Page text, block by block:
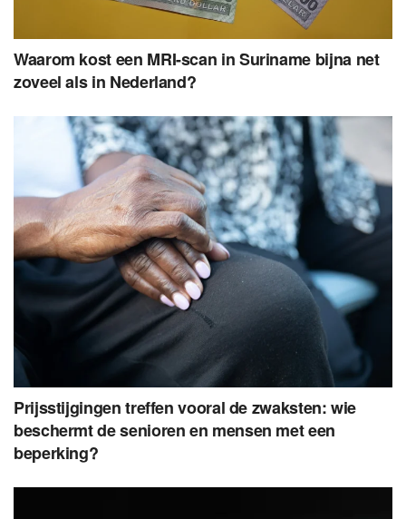
Waarom kost een MRI-scan in Suriname bijna net
zoveel als in Nederland?
Prijsstijgingen treffen vooral de zwaksten: wie
beschermt de senioren en mensen met een
beperking?